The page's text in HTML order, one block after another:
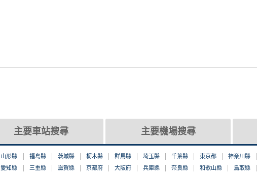
主要車站搜尋 主要機場搜尋
山形縣 福島縣 茨城縣 栃木縣 群馬縣 埼玉縣 千葉縣 東京都 神奈川縣
愛知縣 三重縣 滋賀縣 京都府 大阪府 兵庫縣 奈良縣 和歌山縣 鳥取縣